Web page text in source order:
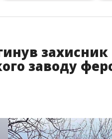
захисник
заводу